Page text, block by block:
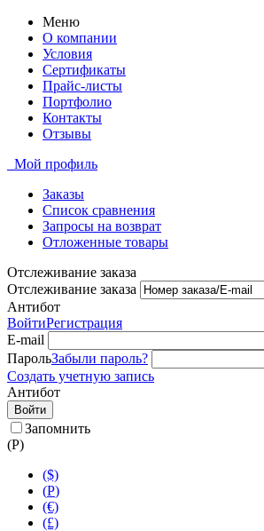
Меню
О компании
Условия
Сертификаты
Прайс-листы
Портфолио
Контакты
Отзывы
Мой профиль
Заказы
Список сравнения
Запросы на возврат
Отложенные товары
Отслеживание заказа
Отслеживание заказа
Антибот
ВойтиРегистрация
E-mail
ПарольЗабыли пароль?
Создать учетную запись
Антибот
Войти
Запомнить
(Р)
($)
(Р)
(€)
(£)